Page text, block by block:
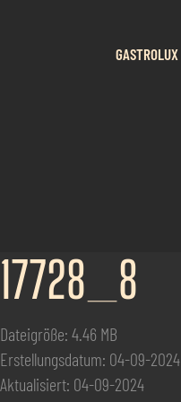
GASTROLUX
17728_8
Dateigröße: 4.46 MB
Erstellungsdatum: 04-09-2024
Aktualisiert: 04-09-2024